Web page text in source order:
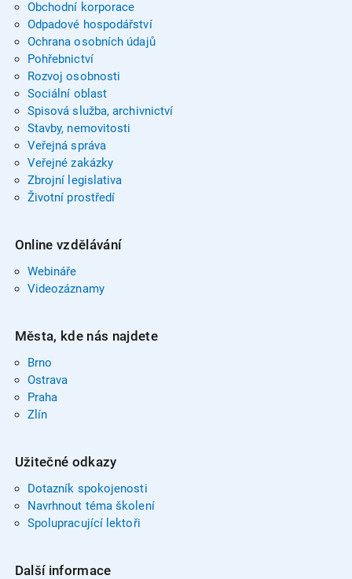
Obchodní korporace
Odpadové hospodářství
Ochrana osobních údajů
Pohřebnictví
Rozvoj osobnosti
Sociální oblast
Spisová služba, archivnictví
Stavby, nemovitosti
Veřejná správa
Veřejné zakázky
Zbrojní legislativa
Životní prostředí
Online vzdělávání
Webináře
Videozáznamy
Města, kde nás najdete
Brno
Ostrava
Praha
Zlín
Užitečné odkazy
Dotazník spokojenosti
Navrhnout téma školení
Spolupracující lektoři
Další informace